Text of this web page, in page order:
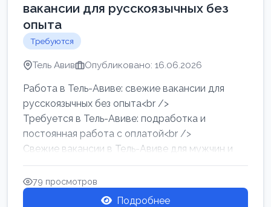
вакансии для русскоязычных без
опыта
Требуются
Тель Авив Опубликовано: 16.06.2026
Работа в Тель-Авиве: свежие вакансии для
русскоязычных без опыта<br />
Требуется в Тель-Авиве: подработка и
постоянная работа с оплатой<br />
Свежие вакансии в Тель-Авиве для мужчин и
женщин от хозя...
79 просмотров
Подробнее